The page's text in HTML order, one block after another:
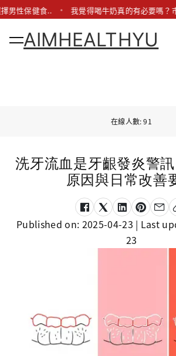
男性保健食.. 我覺得喝牛奶真的有必要嗎？
AIMHEALTHYU
在線人數: 91
洗牙流血是牙齦發炎警
原因與日常改善
Published on: 2025-04-23 | Last
23